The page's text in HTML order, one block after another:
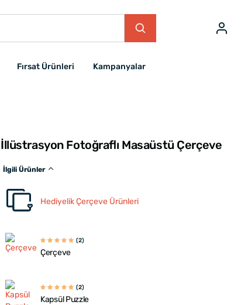
Fırsat Ürünleri Kampanyalar
İllüstrasyon Fotoğraflı Masaüstü Çerçeve
İlgili Ürünler
Hediyelik Çerçeve Ürünleri
(2)
Çerçeve
(2)
Kapsül Puzzle